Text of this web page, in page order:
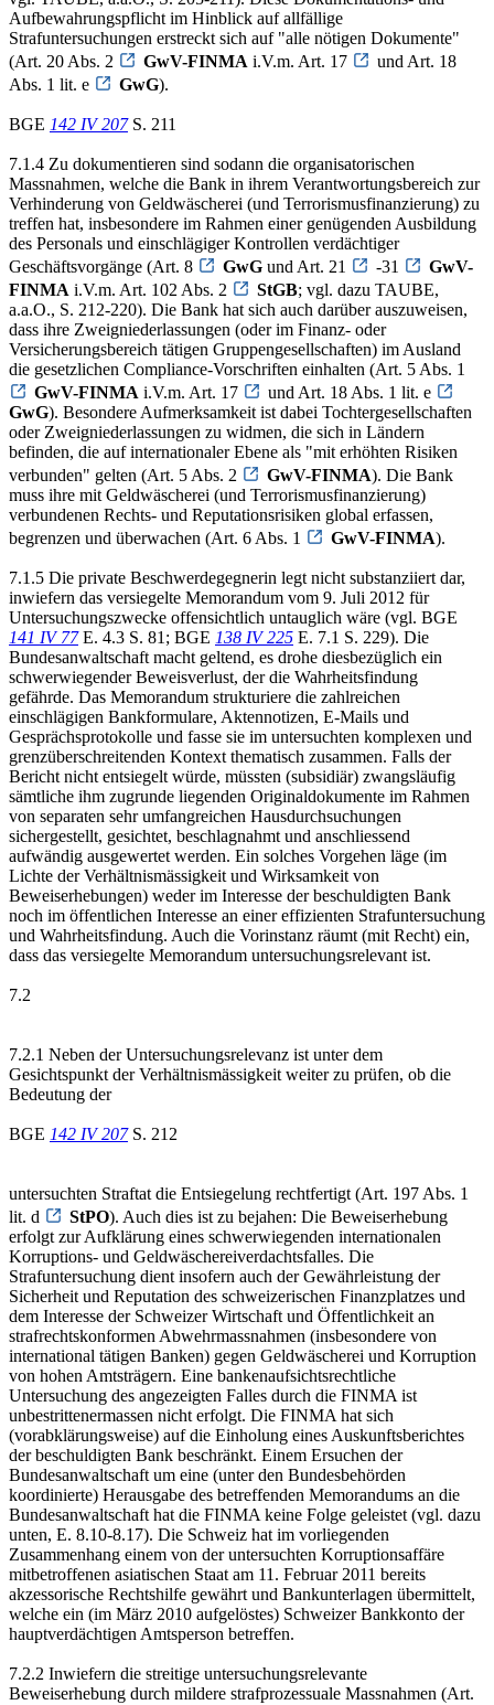
Aufbewahrungspflicht im Hinblick auf allfällige
Strafuntersuchungen erstreckt sich auf "alle nötigen Dokumente"
(Art. 20 Abs. 2
GwV-FINMA i.V.m. Art. 17
und Art. 18
Abs. 1 lit. e
GwG).
BGE 142 IV 207S. 211
7.1.4 Zu dokumentieren sind sodann die organisatorischen
Massnahmen, welche die Bank in ihrem Verantwortungsbereich zur
Verhinderung von Geldwäscherei (und Terrorismusfinanzierung) zu
treffen hat, insbesondere im Rahmen einer genügenden Ausbildung
des Personals und einschlägiger Kontrollen verdächtiger
Geschäftsvorgänge (Art. 8
GwG und Art. 21 -31
GwV-
FINMA i.V.m. Art. 102 Abs. 2 StGB; vgl. dazu TAUBE,
a.a.O., S. 212-220). Die Bank hat sich auch darüber auszuweisen,
dass ihre Zweigniederlassungen (oder im Finanz- oder
Versicherungsbereich tätigen Gruppengesellschaften) im Ausland
die gesetzlichen Compliance-Vorschriften einhalten (Art. 5 Abs. 1
GwV-FINMA i.V.m. Art. 17
und Art. 18 Abs. 1 lit. e
GwG). Besondere Aufmerksamkeit ist dabei Tochtergesellschaften
oder Zweigniederlassungen zu widmen, die sich in Ländern
befinden, die auf internationaler Ebene als "mit erhöhten Risiken
verbunden" gelten (Art. 5 Abs. 2
GwV-FINMA). Die Bank
muss ihre mit Geldwäscherei (und Terrorismusfinanzierung)
verbundenen Rechts- und Reputationsrisiken global erfassen,
begrenzen und überwachen (Art. 6 Abs. 1
GwV-FINMA).
7.1.5 Die private Beschwerdegegnerin legt nicht substanziiert dar,
inwiefern das versiegelte Memorandum vom 9. Juli 2012 für
Untersuchungszwecke offensichtlich untauglich wäre (vgl. BGE
141 IV 77E. 4.3 S. 81; BGE 138 IV 225 E. 7.1 S. 229). Die
Bundesanwaltschaft macht geltend, es drohe diesbezüglich ein
schwerwiegender Beweisverlust, der die Wahrheitsfindung
gefährde. Das Memorandum strukturiere die zahlreichen
einschlägigen Bankformulare, Aktennotizen, E-Mails und
Gesprächsprotokolle und fasse sie im untersuchten komplexen und
grenzüberschreitenden Kontext thematisch zusammen. Falls der
Bericht nicht entsiegelt würde, müssten (subsidiär) zwangsläufig
sämtliche ihm zugrunde liegenden Originaldokumente im Rahmen
von separaten sehr umfangreichen Hausdurchsuchungen
sichergestellt, gesichtet, beschlagnahmt und anschliessend
aufwändig ausgewertet werden. Ein solches Vorgehen läge (im
Lichte der Verhältnismässigkeit und Wirksamkeit von
Beweiserhebungen) weder im Interesse der beschuldigten Bank
noch im öffentlichen Interesse an einer effizienten Strafuntersuchung
und Wahrheitsfindung. Auch die Vorinstanz räumt (mit Recht) ein,
dass das versiegelte Memorandum untersuchungsrelevant ist.
7.2
7.2.1 Neben der Untersuchungsrelevanz ist unter dem
Gesichtspunkt der Verhältnismässigkeit weiter zu prüfen, ob die
Bedeutung der
BGE 142 IV 207S. 212
untersuchten Straftat die Entsiegelung rechtfertigt (Art. 197 Abs. 1
lit. d
StPO). Auch dies ist zu bejahen: Die Beweiserhebung
erfolgt zur Aufklärung eines schwerwiegenden internationalen
Korruptions- und Geldwäschereiverdachtsfalles. Die
Strafuntersuchung dient insofern auch der Gewährleistung der
Sicherheit und Reputation des schweizerischen Finanzplatzes und
dem Interesse der Schweizer Wirtschaft und Öffentlichkeit an
strafrechtskonformen Abwehrmassnahmen (insbesondere von
international tätigen Banken) gegen Geldwäscherei und Korruption
von hohen Amtsträgern. Eine bankenaufsichtsrechtliche
Untersuchung des angezeigten Falles durch die FINMA ist
unbestrittenermassen nicht erfolgt. Die FINMA hat sich
(vorabklärungsweise) auf die Einholung eines Auskunftsberichtes
der beschuldigten Bank beschränkt. Einem Ersuchen der
Bundesanwaltschaft um eine (unter den Bundesbehörden
koordinierte) Herausgabe des betreffenden Memorandums an die
Bundesanwaltschaft hat die FINMA keine Folge geleistet (vgl. dazu
unten, E. 8.10-8.17). Die Schweiz hat im vorliegenden
Zusammenhang einem von der untersuchten Korruptionsaffäre
mitbetroffenen asiatischen Staat am 11. Februar 2011 bereits
akzessorische Rechtshilfe gewährt und Bankunterlagen übermittelt,
welche ein (im März 2010 aufgelöstes) Schweizer Bankkonto der
hauptverdächtigen Amtsperson betreffen.
7.2.2 Inwiefern die streitige untersuchungsrelevante
Beweiserhebung durch mildere strafprozessuale Massnahmen (Art.